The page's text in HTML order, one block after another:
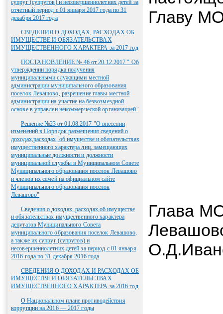
супруг (супругов) и несовершеннолетних детей за
отчетный период с 01 января 2017 года по 31
декабря 2017 года
СВЕДЕНИЯ О ДОХОДАХ, РАСХОДАХ ОБ
ИМУЩЕСТВЕ И ОБЯЗАТЕЛЬСТВАХ
ИМУЩЕСТВЕННОГО ХАРАКТЕРА за 2017 год
ПОСТАНОВЛЕНИЕ № 46 от 20.12.2017 " Об
утверждении порядка получения
муниципальными служащими местной
администрации муниципального образования
поселок Левашово, разрешение главы местной
администрации на участие на безвозмездной
основе в управлен некоммерческой организацией"
Решение №23 от 01.08.2017 "О внесении
изменений в Порядок размещения сведений о
доходах,расходах, об имуществе и обязательствах
имущественного характера лиц, замещающих
муниципальные должности и должности
муниципальной службы в Муниципальном Совете
Муниципального образования поселок Левашово
и членов их семей на официальном сайте
Муниципального образования поселок
Левашово"
Сведения о доходах, расходах,об имуществе
и обязательствах имущественного характера
депутатов Муниципального Совета
муниципального образования поселок Левашово,
а также их супруг (супругов) и
несовершеннолетних детей за период с 01 января
2016 года по 31 декабря 2016 года
СВЕДЕНИЯ О ДОХОДАХ И РАСХОДАХ ОБ
ИМУЩЕСТВЕ И ОБЯЗАТЕЛЬСТВАХ
ИМУЩЕСТВЕННОГО ХАРАКТЕРА за 2016 год
О Национальном плане противодействия
коррупции на 2016 — 2017 годы
Главу
Глава